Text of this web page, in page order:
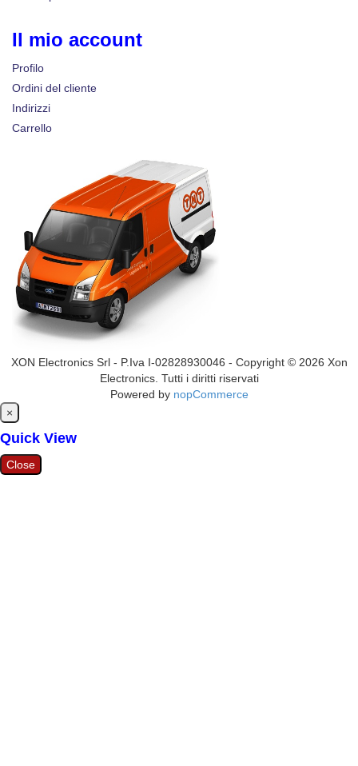
Il mio account
Profilo
Ordini del cliente
Indirizzi
Carrello
XON Electronics Srl - P.Iva I-02828930046 - Copyright © 2026 Xon
Electronics. Tutti i diritti riservati
Powered by nopCommerce
×
Quick View
Close